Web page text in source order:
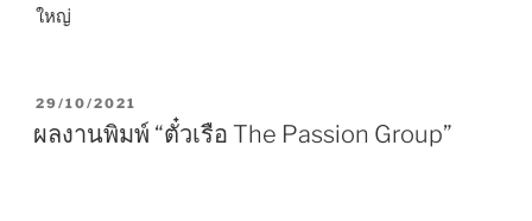
ใหญ่
P
S
29/10/2021
ผลงานพิมพ์ “ตั๋วเรือ The Passion Group”